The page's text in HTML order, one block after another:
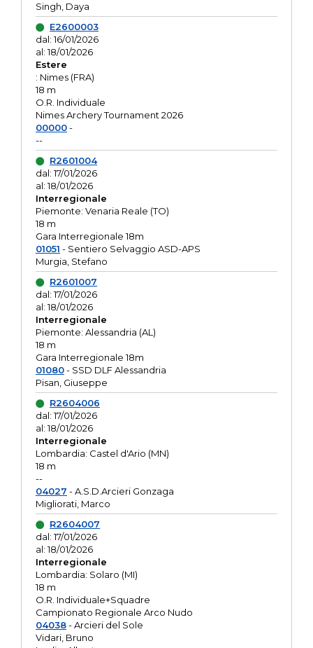
Singh, Daya
E2600003
dal: 16/01/2026
al: 18/01/2026
Estere
: Nimes (FRA)
18 m
O.R. Individuale
Nimes Archery Tournament 2026
00000-
--
R2601004
dal: 17/01/2026
al: 18/01/2026
Interregionale
Piemonte: Venaria Reale (TO)
18 m
Gara Interregionale 18m
01051 - Sentiero Selvaggio ASD-APS
Murgia, Stefano
R2601007
dal: 17/01/2026
al: 18/01/2026
Interregionale
Piemonte: Alessandria (AL)
18 m
Gara Interregionale 18m
01080- SSD DLF Alessandria
Pisan, Giuseppe
R2604006
dal: 17/01/2026
al: 18/01/2026
Interregionale
Lombardia: Castel d'Ario (MN)
18 m
--
04027 - A.S.D.Arcieri Gonzaga
Migliorati, Marco
R2604007
dal: 17/01/2026
al: 18/01/2026
Interregionale
Lombardia: Solaro (MI)
18 m
O.R. Individuale+Squadre
Campionato Regionale Arco Nudo
04038- Arcieri del Sole
Vidari, Bruno